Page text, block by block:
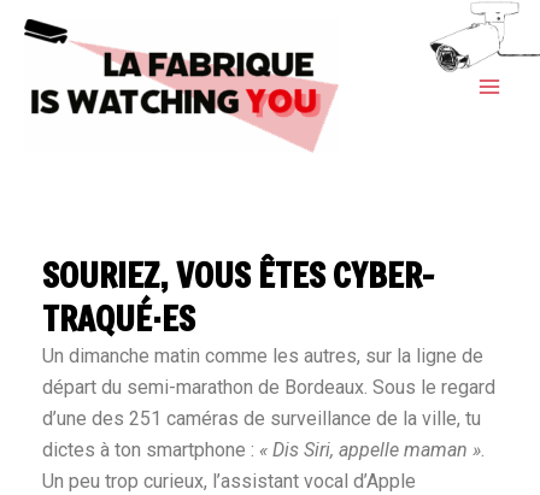
Aller
SOURIEZ, VOUS ÊTES CYBER-
TRAQUÉ·ES
Un dimanche matin comme les autres, sur la ligne de
départ du semi-marathon de Bordeaux. Sous le regard
d’une des 251 caméras de surveillance de la ville, tu
dictes à ton smartphone : « Dis Siri, appelle maman ».
Un peu trop curieux, l’assistant vocal d’Apple